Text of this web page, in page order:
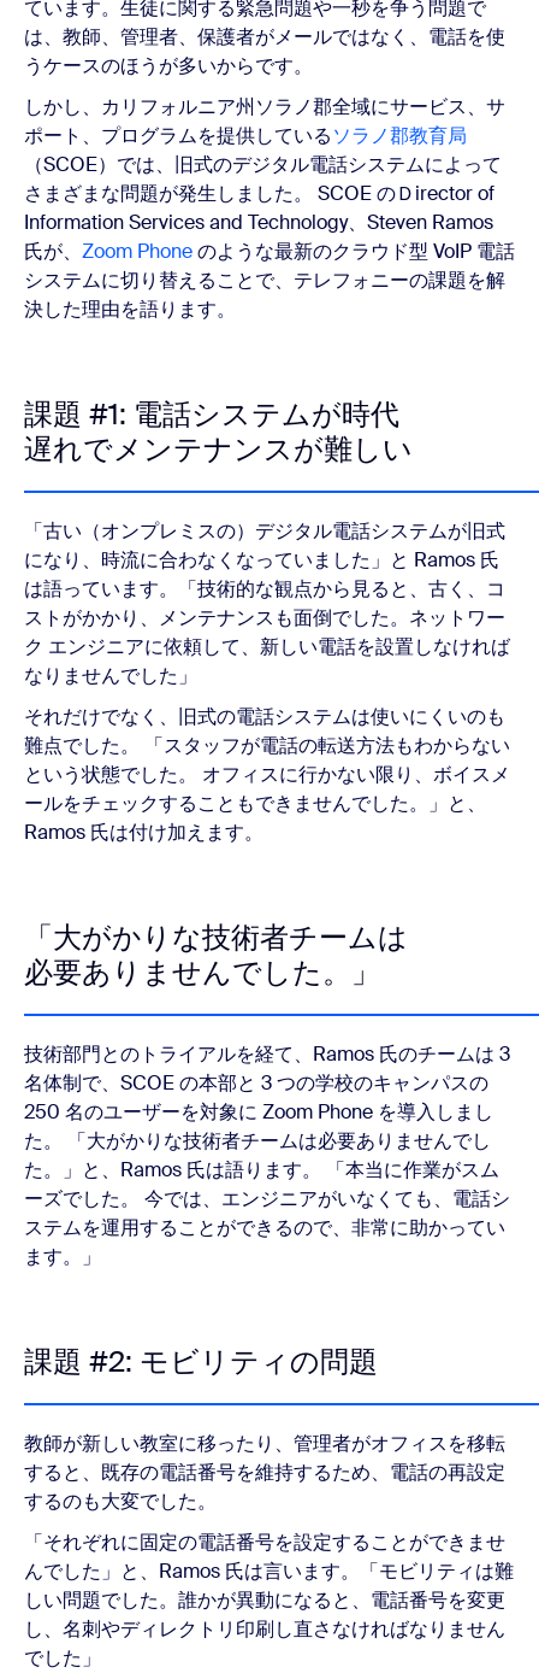
ています。生徒に関する緊急問題や一秒を争う問題で
は、教師、管理者、保護者がメールではなく、電話を使
うケースのほうが多いからです。
しかし、カリフォルニア州ソラノ郡全域にサービス、サ
ポート、プログラムを提供しているソラノ郡教育局
（SCOE）では、旧式のデジタル電話システムによって
さまざまな問題が発生しました。 SCOE のＤirector of
Information Services and Technology、Steven Ramos
氏が、 Zoom Phoneのような最新のクラウド型 VoIP 電話
システムに切り替えることで、テレフォニーの課題を解
決した理由を語ります。
課題 #1: 電話システムが時代
遅れでメンテナンスが難しい
「古い（オンプレミスの）デジタル電話システムが旧式
になり、時流に合わなくなっていました」と Ramos 氏
は語っています。「技術的な観点から見ると、古く、コ
ストがかかり、メンテナンスも面倒でした。ネットワー
ク エンジニアに依頼して、新しい電話を設置しなければ
なりませんでした」
それだけでなく、旧式の電話システムは使いにくいのも
難点でした。 「スタッフが電話の転送方法もわからない
という状態でした。 オフィスに行かない限り、ボイスメ
ールをチェックすることもできませんでした。」と、
Ramos 氏は付け加えます。
「大がかりな技術者チームは
必要ありませんでした。」
技術部門とのトライアルを経て、Ramos 氏のチームは 3
名体制で、SCOE の本部と 3 つの学校のキャンパスの
250 名のユーザーを対象に Zoom Phone を導入しまし
た。 「大がかりな技術者チームは必要ありませんでし
た。」と、Ramos 氏は語ります。 「本当に作業がスム
ーズでした。 今では、エンジニアがいなくても、電話シ
ステムを運用することができるので、非常に助かってい
ます。」
課題 #2: モビリティの問題
​教師が新しい教室に移ったり、管理者がオフィスを移転
すると、既存の電話番号を維持するため、電話の再設定
するのも大変でした。
「それぞれに固定の電話番号を設定することができませ
んでした」と、Ramos 氏は言います。「モビリティは難
しい問題でした。誰かが異動になると、電話番号を変更
し、名刺やディレクトリ印刷し直さなければなりません
でした」